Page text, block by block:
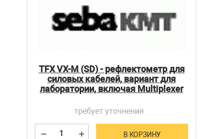
TFX VX-M (SD) - рефлектометр для
силовых кабелей, вариант для
лаборатории, включая Multiplexer
требует уточнения
В КОРЗИНУ